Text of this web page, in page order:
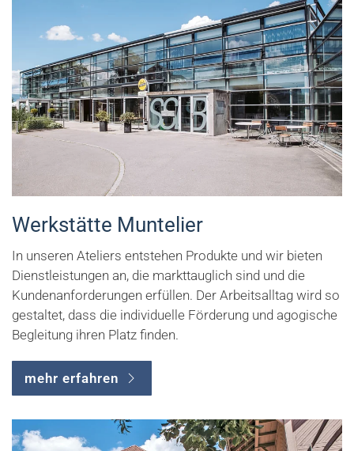
Werkstätte Muntelier
In unseren Ateliers entstehen Produkte und wir bieten
Dienstleistungen an, die markttauglich sind und die
Kundenanforderungen erfüllen. Der Arbeitsalltag wird so
gestaltet, dass die individuelle Förderung und agogische
Begleitung ihren Platz finden.
mehr erfahren